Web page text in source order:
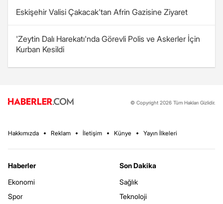
Eskişehir Valisi Çakacak'tan Afrin Gazisine Ziyaret
'Zeytin Dalı Harekatı'nda Görevli Polis ve Askerler İçin
Kurban Kesildi
© Copyright 2026 Tüm Hakları Gizlidir.
Hakkımızda Reklam İletişim Künye Yayın İlkeleri
Haberler
Ekonomi
Spor
Son Dakika
Sağlık
Teknoloji